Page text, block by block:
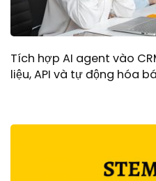
Tích hợp AI agent vào
liệu, API và tự động hóa